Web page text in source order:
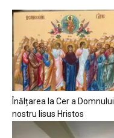
Înălțarea la Cer a Domnului
nostru Iisus Hristos